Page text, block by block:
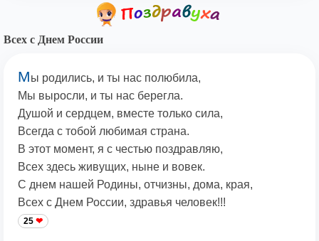
Всех с Днем России
Мы родились, и ты нас полюбила,
Мы выросли, и ты нас берегла.
Душой и сердцем, вместе только сила,
Всегда с тобой любимая страна.
В этот момент, я с честью поздравляю,
Всех здесь живущих, ныне и вовек.
С днем нашей Родины, отчизны, дома, края,
Всех с Днем России, здравья человек!!!
25